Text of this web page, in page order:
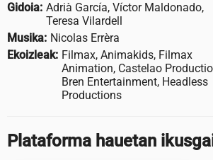
Gidoia: Adrià García, Víctor Maldonado,
Teresa Vilardell
Musika: Nicolas Errèra
Ekoizleak: Filmax, Animakids, Filmax
Animation, Castelao
Bren Entertainment, Headless
Productions
Plataforma hauetan